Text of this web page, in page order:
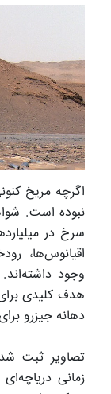
اگرچه مریخ
نبوده است.
سرخ در
اقیانوس‌ها،
وجود
هدف کلیدی
دهانه جیزرو
تصاویر ثبت
زمانی